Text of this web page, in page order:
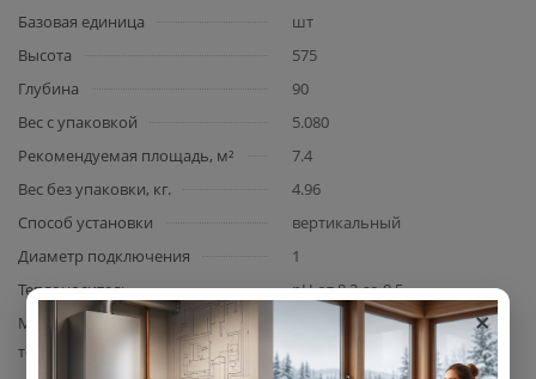
Базовая единица
шт
Высота
575
Глубина
90
Вес с упаковкой
5.080
Рекомендуемая площадь, м²
7.4
Вес без упаковки, кг.
4.96
Способ установки
вертикальный
Диаметр подключения
1
Теплоноситель
pH от 8,3 до 9,5
Максимальная температура
теплоносителя, °C
×